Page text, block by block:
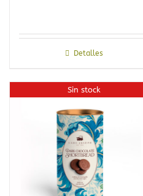
Detalles
Sin stock